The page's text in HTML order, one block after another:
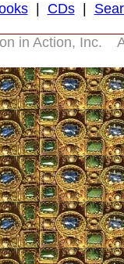
| CDs|
in Action, Inc.